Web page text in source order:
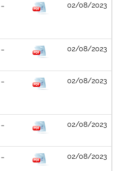
02/08/2023
02/08/2023
02/08/2023
02/08/2023
02/08/2023